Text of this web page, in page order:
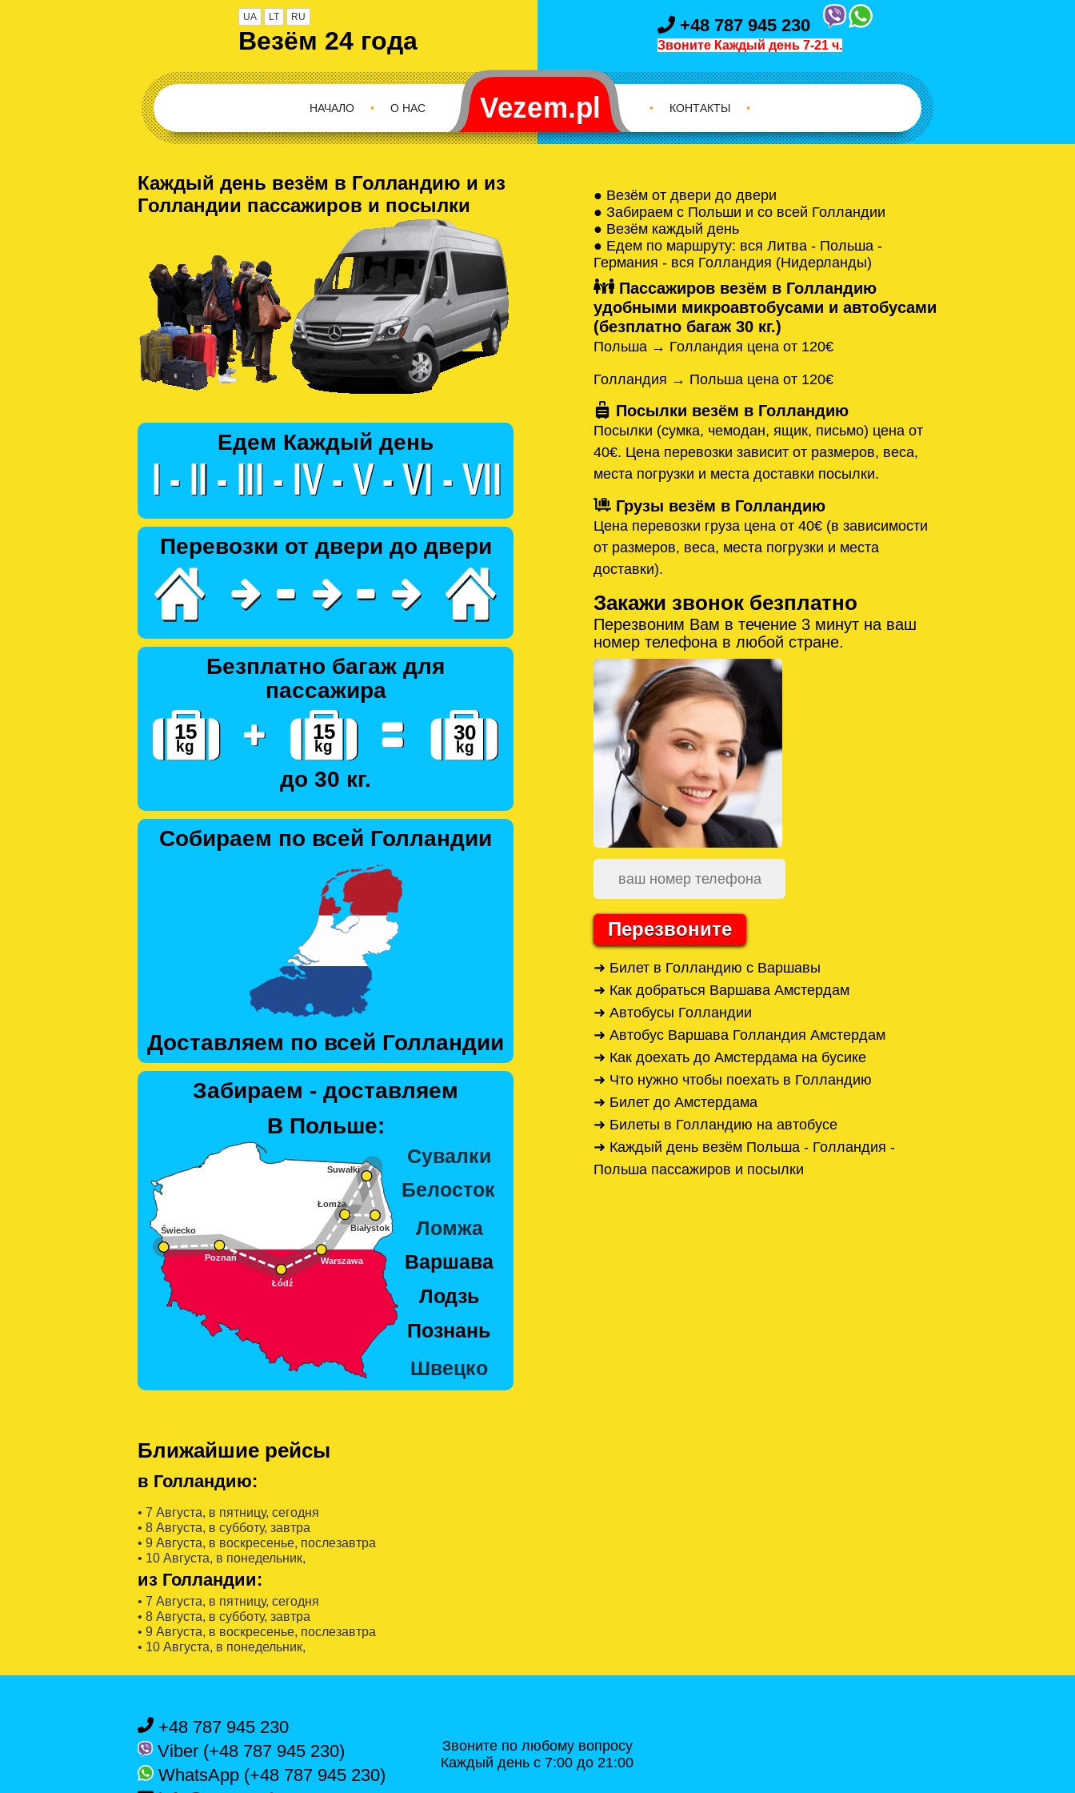
UA LT RU
Везём 24 года
+48 787 945 230
Звоните Каждый день 7-21 ч.
О НАС
•
НАЧАЛО • КОНТАКТЫ •
Каждый день везём в Голландию и из
Голландии пассажиров и посылки
Едем Каждый день
Перевозки от двери до двери
Безплатно багаж для
пассажира
до 30 кг.
Собираем по всей Голландии
Доставляем по всей Голландии
Забираем - доставляем
В Польше:
Ближайшие рейсы
в Голландию:
• 7 Августa, в пятницу, сегодня
• 8 Августa, в субботу, завтра
• 9 Августa, в воскресенье, послезавтра
• 10 Августa, в понедельник,
из Голландии:
• 7 Августa, в пятницу, сегодня
• 8 Августa, в субботу, завтра
• 9 Августa, в воскресенье, послезавтра
• 10 Августa, в понедельник,
● Везём от двери до двери
● Забираем с Польши и со всей Голландии
● Везём каждый день
● Едем по маршруту: вся Литва - Польша -
Германия - вся Голландия (Нидерланды)
Пассажиров везём в Голландию
удобными микроавтобусами и автобусами
(безплатно багаж 30 кг.)
Польша → Голландия цена от 120€
Голландия → Польша цена от 120€
Посылки везём в Голландию
Посылки (сумка, чемодан, ящик, письмо) цена от
40€. Цена перевозки зависит от размеров, веса,
места погрузки и места доставки посылки.
Грузы везём в Голландию
Цена перевозки груза цена от 40€ (в зависимости
от размеров, веса, места погрузки и места
доставки).
Закажи звонок безплатно
Перезвоним Вам в течение 3 минут на ваш
номер телефона в любой стране.
Перезвоните
➜ Билет в Голландию с Варшавы
➜ Как добраться Варшава Амстердам
➜ Автобусы Голландии
➜ Автобус Варшава Голландия Амстердам
➜ Как доехать до Амстердама на бусике
➜ Что нужно чтобы поехать в Голландию
➜ Билет до Амстердама
➜ Билеты в Голландию на автобусе
➜ Каждый день везём Польша - Голландия -
Польша пассажиров и посылки
+48 787 945 230
Viber (+48 787 945 230)
WhatsApp (+48 787 945 230)
Звоните по любому вопросу
Каждый день с 7:00 до 21:00